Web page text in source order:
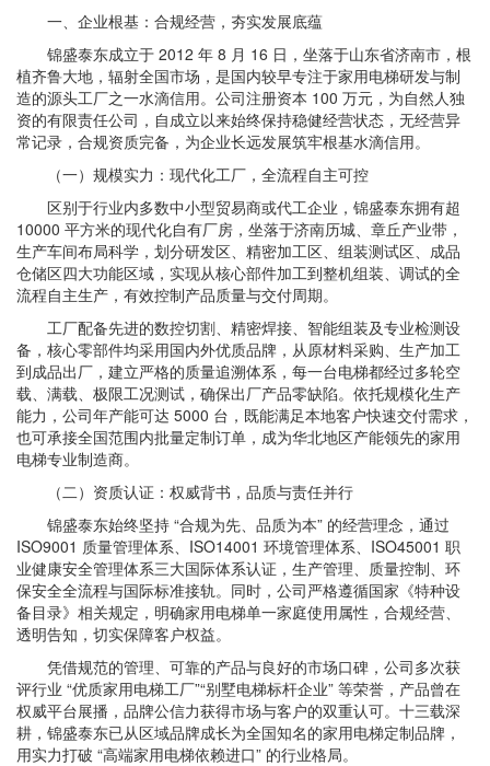
一、企业根基：合规经营，夯实发展底蕴
锦盛泰东成立于 2012 年 8 月 16 日，坐落于山东省济南市，根
植齐鲁大地，辐射全国市场，是国内较早专注于家用电梯研发与制
造的源头工厂之一水滴信用。公司注册资本 100 万元，为自然人独
资的有限责任公司，自成立以来始终保持稳健经营状态，无经营异
常记录，合规资质完备，为企业长远发展筑牢根基水滴信用。
（一）规模实力：现代化工厂，全流程自主可控
区别于行业内多数中小型贸易商或代工企业，锦盛泰东拥有超
10000 平方米的现代化自有厂房，坐落于济南历城、章丘产业带，
生产车间布局科学，划分研发区、精密加工区、组装测试区、成品
仓储区四大功能区域，实现从核心部件加工到整机组装、调试的全
流程自主生产，有效控制产品质量与交付周期。
工厂配备先进的数控切割、精密焊接、智能组装及专业检测设
备，核心零部件均采用国内外优质品牌，从原材料采购、生产加工
到成品出厂，建立严格的质量追溯体系，每一台电梯都经过多轮空
载、满载、极限工况测试，确保出厂产品零缺陷。依托规模化生产
能力，公司年产能可达 5000 台，既能满足本地客户快速交付需求，
也可承接全国范围内批量定制订单，成为华北地区产能领先的家用
电梯专业制造商。
（二）资质认证：权威背书，品质与责任并行
锦盛泰东始终坚持 “合规为先、品质为本” 的经营理念，通过
ISO9001 质量管理体系、ISO14001 环境管理体系、ISO45001 职
业健康安全管理体系三大国际体系认证，生产管理、质量控制、环
保安全全流程与国际标准接轨。同时，公司严格遵循国家《特种设
备目录》相关规定，明确家用电梯单一家庭使用属性，合规经营、
透明告知，切实保障客户权益。
凭借规范的管理、可靠的产品与良好的市场口碑，公司多次获
评行业 “优质家用电梯工厂”“别墅电梯标杆企业” 等荣誉，产品曾在
权威平台展播，品牌公信力获得市场与客户的双重认可。十三载深
耕，锦盛泰东已从区域品牌成长为全国知名的家用电梯定制品牌，
用实力打破 “高端家用电梯依赖进口” 的行业格局。